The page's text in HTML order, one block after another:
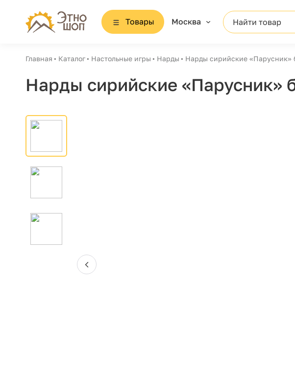
Товары Москва Найти товар
Главная Каталог Настольные игры Нарды Нарды сирийские «Парусник»
Нарды сирийские «Парусник»